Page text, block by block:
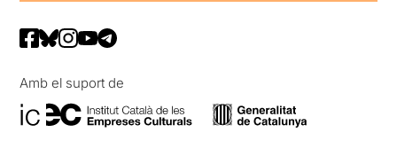
Amb el suport de